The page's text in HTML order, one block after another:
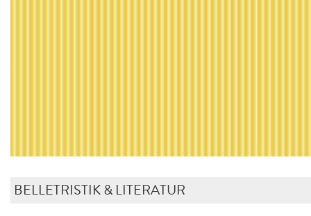
BELLETRISTIK & LITERATUR